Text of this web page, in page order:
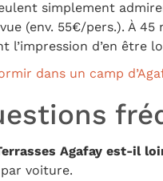
simplement
(env. 55€/pers.). À
l’impression d’en être
dans un camp
Agafay est-il
voiture.